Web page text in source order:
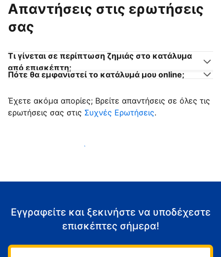
Απαντήσεις στις ερωτήσεις
σας
Τι γίνεται σε περίπτωση ζημιάς στο κατάλυμα
από επισκέπτη;
Πότε θα εμφανιστεί το κατάλυμά μου online;
Έχετε ακόμα απορίες; Βρείτε απαντήσεις σε όλες τις
ερωτήσεις σας στις Συχνές Ερωτήσεις.
Αρχίστε να υποδέχεστε επισκέπτες
Εγγραφείτε και ξεκινήστε να υποδέχεστε
επισκέπτες σήμερα!